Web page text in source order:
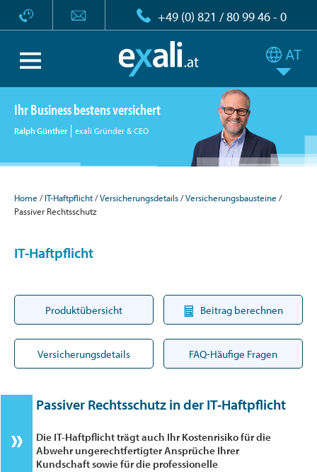
+49 (0) 821 / 80 99 46 - 0
Ihr Business bestens versichert
Ralph Günther exali Gründer & CEO
Home IT-Haftpflicht Versicherungsdetails
Versicherungsbausteine
Passiver Rechtsschutz
IT-Haftpflicht
Produktübersicht Beitrag berechnen
Versicherungsdetails FAQ-Häufige Fragen
Passiver Rechtsschutz in der IT-Haftpflicht
Die IT-Haftpflicht trägt auch Ihr Kostenrisiko für die
Abwehr ungerechtfertigter Ansprüche Ihrer
Kundschaft sowie für die professionelle